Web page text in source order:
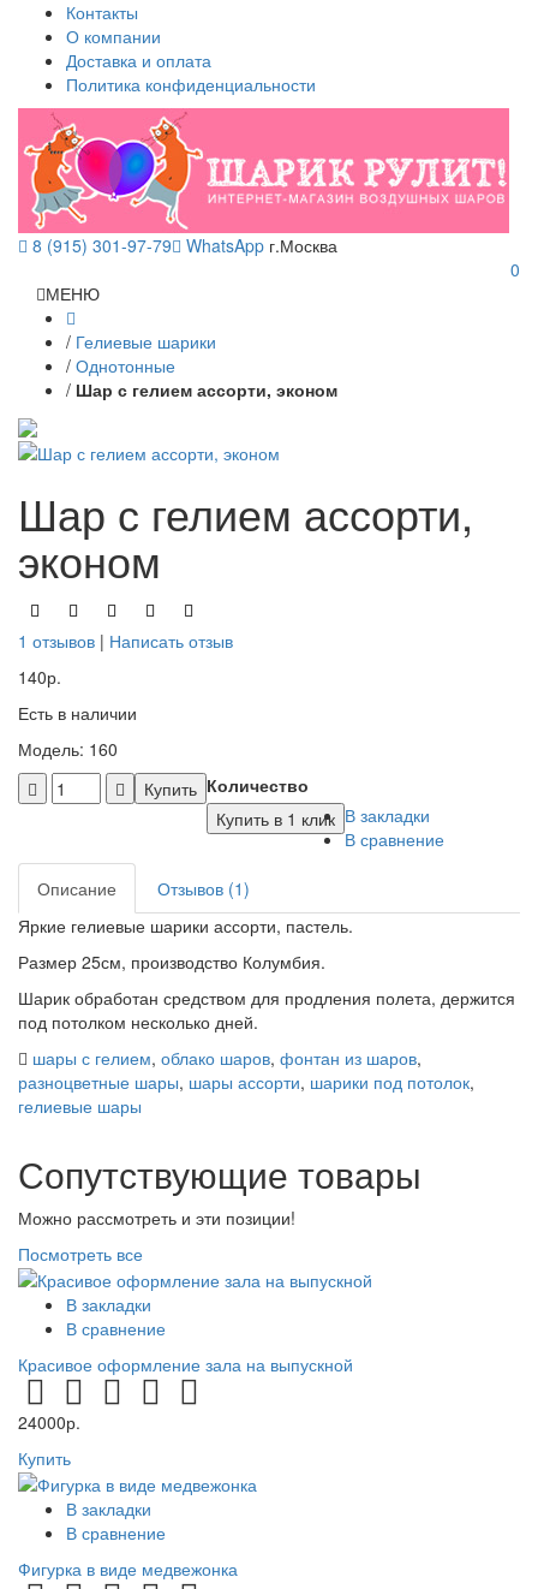
Контакты
О компании
Доставка и оплата
Политика конфиденциальности
8 (915) 301-97-79 WhatsApp г.Москва
0
МЕНЮ
/ Гелиевые шарики
/ Однотонные
/ Шар с гелием ассорти, эконом
Шар с гелием ассорти,
эконом
1 отзывов | Написать отзыв
140р.
Есть в наличии
Модель: 160
Количество
Купить
Купить в 1 клик В закладки
В сравнение
Описание
Отзывов (1)
Яркие гелиевые шарики ассорти, пастель.
Размер 25см, производство Колумбия.
Шарик обработан средством для продления полета, держится
под потолком несколько дней.
шары с гелием, облако шаров, фонтан из шаров,
разноцветные шары, шары ассорти, шарики под потолок,
гелиевые шары
Сопутствующие товары
Можно рассмотреть и эти позиции!
Посмотреть все
В закладки
В сравнение
Красивое оформление зала на выпускной
24000р.
Купить
В закладки
В сравнение
Фигурка в виде медвежонка